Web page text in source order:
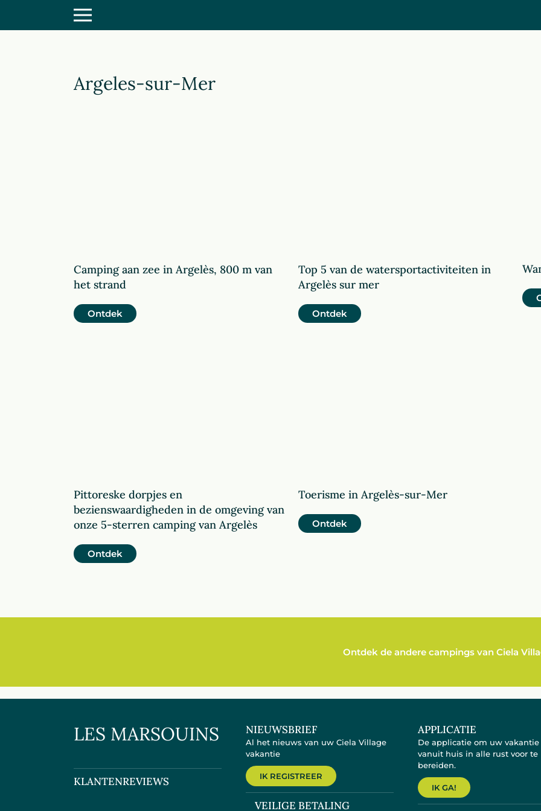
Argeles-sur-Mer
Camping aan zee in Argelès, 800 m van
het strand
Ontdek
Top 5 van de watersportactiviteiten in
Argelès sur mer
Ontdek
Pittoreske dorpjes en
bezienswaardigheden in de omgeving van
onze 5-sterren camping van Argelès
Ontdek
Toerisme in Argelès-sur-Mer
Ontdek
Ontdek de andere campings van Ciela
LES MARSOUINS
KLANTENREVIEWS
NIEUWSBRIEF
Al het nieuws van uw Ciela Village
vakantie
IK REGISTREER
VEILIGE BETALING
APPLICATIE
De applicatie om uw vakantie
vanuit huis in alle rust voor te
bereiden.
IK GA!